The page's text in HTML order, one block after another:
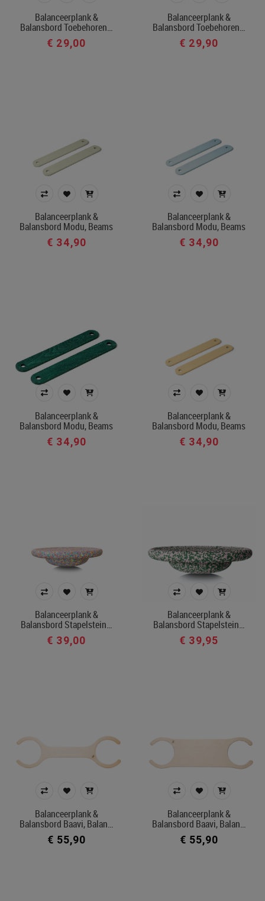
Balanceerplank &
Balansbord Toebehoren…
€ 29,00
Balanceerplank &
Balansbord Toebehoren…
€ 29,90
Balanceerplank &
Balansbord Modu, Beams
€ 34,90
Balanceerplank &
Balansbord Modu, Beams
€ 34,90
Balanceerplank &
Balansbord Modu, Beams
€ 34,90
Balanceerplank &
Balansbord Modu, Beams
€ 34,90
Balanceerplank &
Balansbord Stapelstein…
€ 39,00
Balanceerplank &
Balansbord Stapelstein…
€ 39,95
Balanceerplank &
Balansbord Baavi, Balan…
€ 55,90
Balanceerplank &
Balansbord Baavi, Balan…
€ 55,90